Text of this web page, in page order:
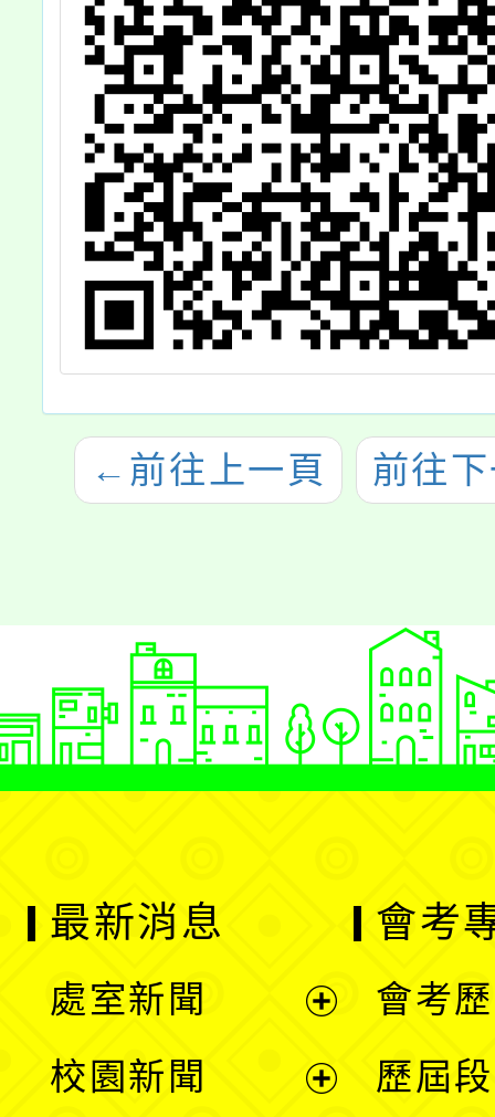
← 前往上一頁 前往
最新消息
處室新聞
校園新聞
會考
會考
歷屆